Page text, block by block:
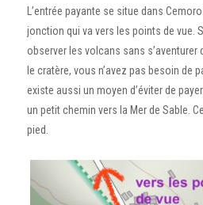
L’entrée payante se situe dans
jonction qui va vers les points de vue.
observer les volcans sans s’aventurer
le cratère, vous n’avez pas besoin de
existe aussi un moyen d’éviter de
un petit chemin vers la Mer de Sable.
pied.